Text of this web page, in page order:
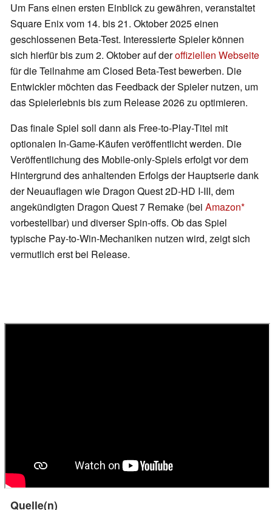
Um Fans einen ersten Einblick zu gewähren, veranstaltet
Square Enix vom 14. bis 21. Oktober 2025 einen
geschlossenen Beta-Test. Interessierte Spieler können
sich hierfür bis zum 2. Oktober auf deroffiziellen Webseite
für die Teilnahme am Closed Beta-Test bewerben. Die
Entwickler möchten das Feedback der Spieler nutzen, um
das Spielerlebnis bis zum Release 2026 zu optimieren.
Das finale Spiel soll dann als Free-to-Play-Titel mit
optionalen In-Game-Käufen veröffentlicht werden. Die
Veröffentlichung des Mobile-only-Spiels erfolgt vor dem
Hintergrund des anhaltenden Erfolgs der Hauptserie dank
der Neuauflagen wie Dragon Quest 2D-HD I-III, dem
angekündigten Dragon Quest 7 Remake (bei Amazon
vorbestellbar) und diverser Spin-offs. Ob das Spiel
typische Pay-to-Win-Mechaniken nutzen wird, zeigt sich
vermutlich erst bei Release.
Quelle(n)